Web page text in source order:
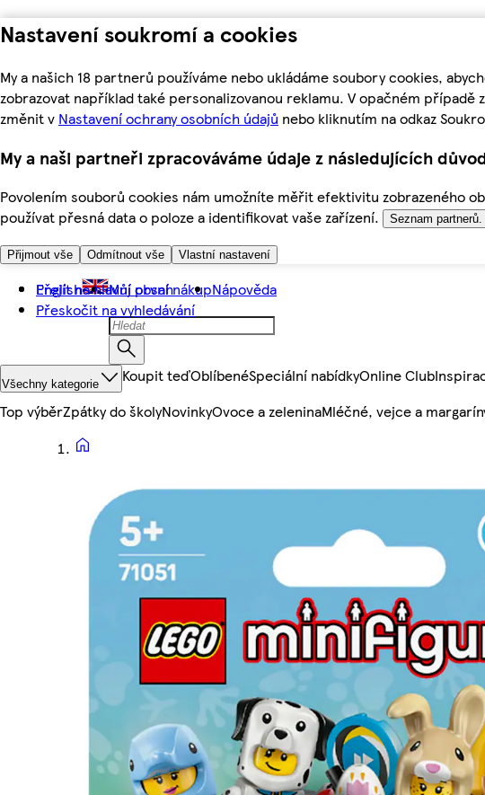
Nastavení soukromí a cookies
My a našich 18 partnerů používáme nebo ukládáme soubory cookies,
zobrazovat například také personalizovanou reklamu. V opačném
změnit v Nastavení ochrany osobních údajů nebo kliknutím na odkaz
My a naši partneři zpracováváme údaje z následujících
Povolením souborů cookies nám umožníte měřit efektivitu zobrazeného
používat přesná data o poloze a identifikovat vaše zařízení.
Seznam partnerů.
Přijmout vše Odmítnout vše Vlastní nastavení
Přejít na hlavní obsah
Přeskočit na vyhledávání
English Můj první nákupNápověda
Všechny kategorie Koupit teďOblíbenéSpeciální nabídkyOnline Club
Top výběrZpátky do školyNovinkyOvoce a zeleninaMléčné, vejce a